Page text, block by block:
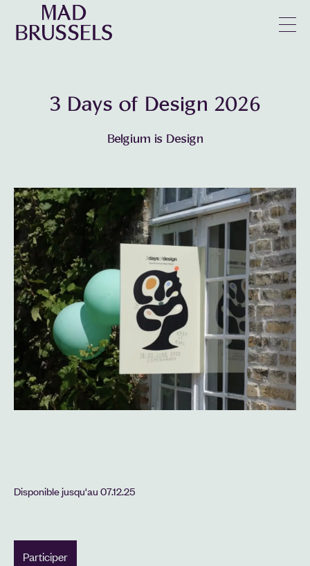
3 Days of Design 2026
Belgium is Design
Disponible jusqu'au07.12.25
Participer